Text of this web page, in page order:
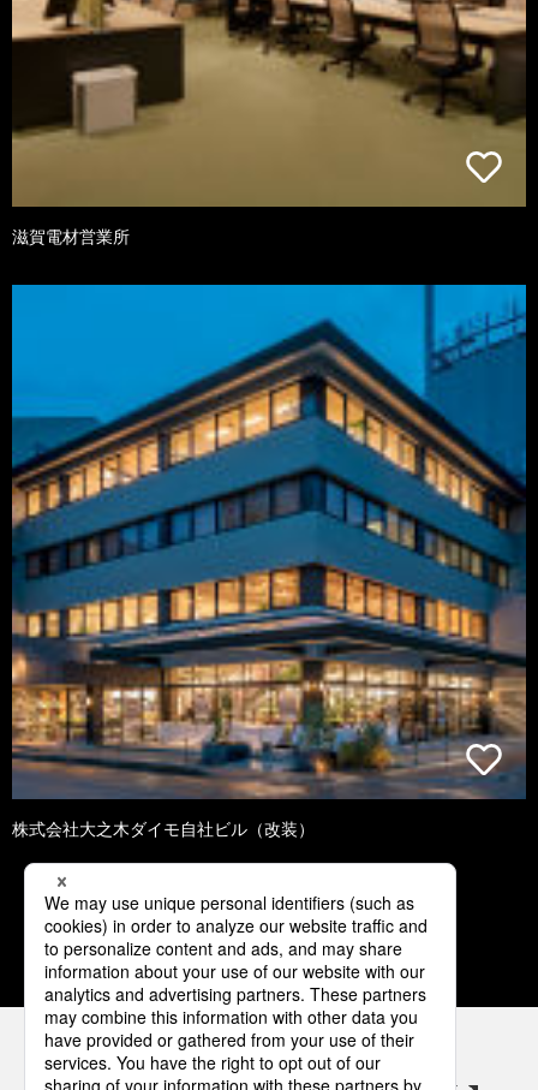
滋賀電材営業所
株式会社大之木ダイモ自社ビル（改装）
1 2 3 4 5
パナソニックの電気設備 SNSアカウント